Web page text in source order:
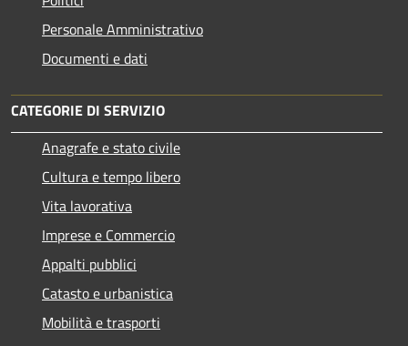
Personale Amministrativo
Documenti e dati
CATEGORIE DI SERVIZIO
Anagrafe e stato civile
Cultura e tempo libero
Vita lavorativa
Imprese e Commercio
Appalti pubblici
Catasto e urbanistica
Mobilità e trasporti